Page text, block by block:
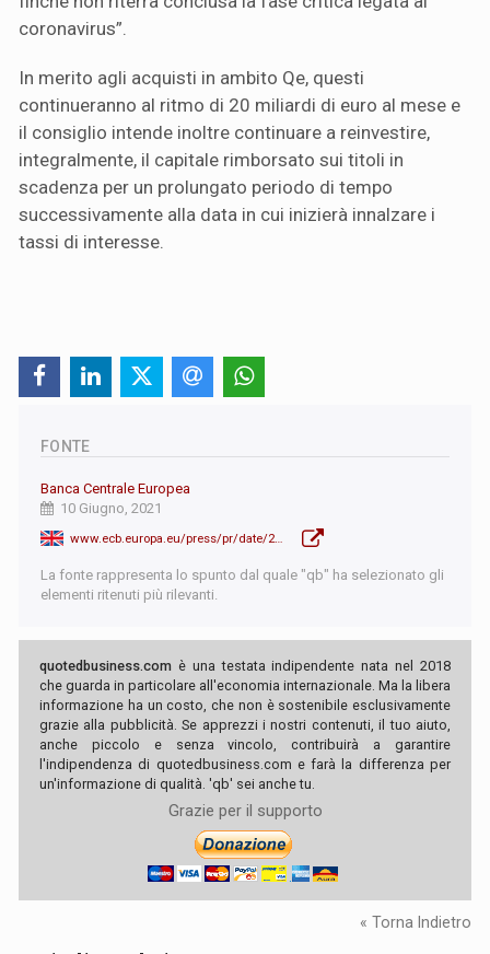
coronavirus”.
In merito agli acquisti in ambito Qe, questi
continueranno al ritmo di 20 miliardi di euro al mese e
il consiglio intende inoltre continuare a reinvestire,
integralmente, il capitale rimborsato sui titoli in
scadenza per un prolungato periodo di tempo
successivamente alla data in cui inizierà innalzare i
tassi di interesse.
FONTE
Banca Centrale Europea
10 Giugno, 2021
www.ecb.europa.eu/press/pr/date/2021/html/ecb.mp210610~b4d5381df0.en.html
La fonte rappresenta lo spunto dal quale "qb" ha selezionato gli
elementi ritenuti più rilevanti.
quotedbusiness.com è una testata indipendente nata nel 2018
che guarda in particolare all'economia internazionale. Ma la libera
informazione ha un costo, che non è sostenibile esclusivamente
grazie alla pubblicità. Se apprezzi i nostri contenuti, il tuo aiuto,
anche piccolo e senza vincolo, contribuirà a garantire
l'indipendenza di quotedbusiness.com e farà la differenza per
un'informazione di qualità. 'qb' sei anche tu.
Grazie per il supporto
« Torna Indietro